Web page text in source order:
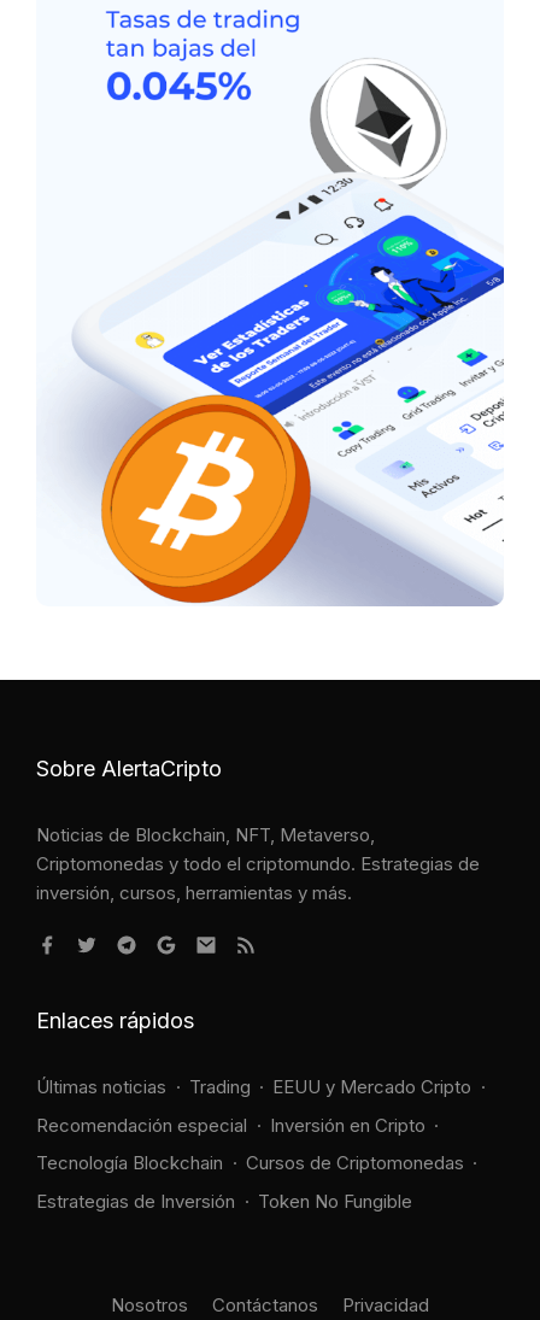
Sobre AlertaCripto
Noticias de Blockchain, NFT, Metaverso,
Criptomonedas y todo el criptomundo. Estrategias de
inversión, cursos, herramientas y más.
Enlaces rápidos
Últimas noticias Trading
EEUU y Mercado Cripto
Recomendación especial
Inversión en Cripto
Tecnología Blockchain
Cursos de Criptomonedas
Estrategias de Inversión
Token No Fungible
Nosotros Contáctanos Privacidad